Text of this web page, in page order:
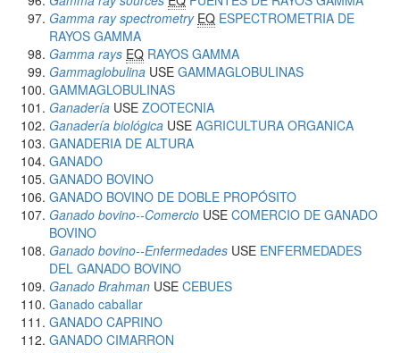
Gamma ray spectrometry EQ ESPECTROMETRIA DE
RAYOS GAMMA
Gamma rays EQ RAYOS GAMMA
Gammaglobulina USE GAMMAGLOBULINAS
GAMMAGLOBULINAS
Ganadería USE ZOOTECNIA
Ganadería biológica USE AGRICULTURA ORGANICA
GANADERIA DE ALTURA
GANADO
GANADO BOVINO
GANADO BOVINO DE DOBLE PROPÓSITO
Ganado bovino--Comercio USE COMERCIO DE GANADO
BOVINO
Ganado bovino--Enfermedades USE ENFERMEDADES
DEL GANADO BOVINO
Ganado Brahman USE CEBUES
Ganado caballar
GANADO CAPRINO
GANADO CIMARRON